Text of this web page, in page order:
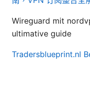
Wireguard mit
ultimative guide
Tradersblueprint.nl